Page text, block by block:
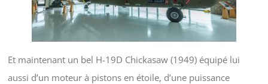
Et maintenant un bel H-19D Chickasaw (1949) équipé lui
aussi d’un moteur à pistons en étoile, d’une puissance